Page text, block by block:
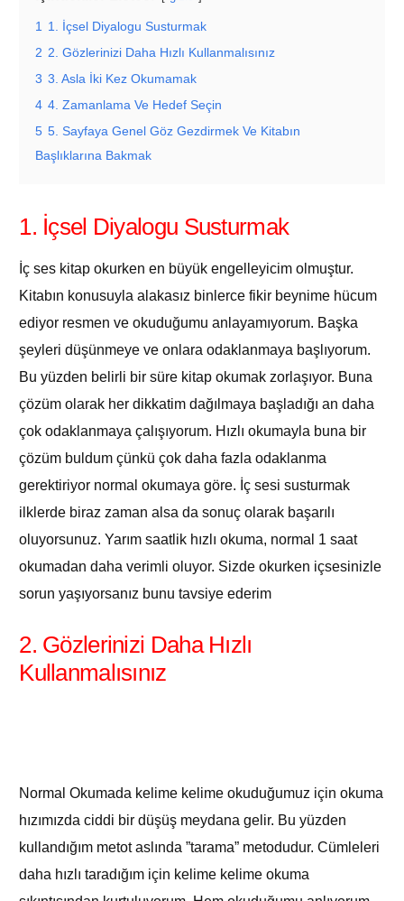
1
1. İçsel Diyalogu Susturmak
2 2. Gözlerinizi Daha Hızlı Kullanmalısınız
3 3. Asla İki Kez Okumamak
4 4. Zamanlama Ve Hedef Seçin
5 5. Sayfaya Genel Göz Gezdirmek Ve Kitabın
Başlıklarına Bakmak
1. İçsel Diyalogu Susturmak
İç ses kitap okurken en büyük engelleyicim olmuştur.
Kitabın konusuyla alakasız binlerce fikir beynime hücum
ediyor resmen ve okuduğumu anlayamıyorum. Başka
şeyleri düşünmeye ve onlara odaklanmaya başlıyorum.
Bu yüzden belirli bir süre kitap okumak zorlaşıyor. Buna
çözüm olarak her dikkatim dağılmaya başladığı an daha
çok odaklanmaya çalışıyorum. Hızlı okumayla buna bir
çözüm buldum çünkü çok daha fazla odaklanma
gerektiriyor normal okumaya göre. İç sesi susturmak
ilklerde biraz zaman alsa da sonuç olarak başarılı
oluyorsunuz. Yarım saatlik hızlı okuma, normal 1 saat
okumadan daha verimli oluyor. Sizde okurken içsesinizle
sorun yaşıyorsanız bunu tavsiye ederim
2. Gözlerinizi Daha Hızlı
Kullanmalısınız
Normal Okumada kelime kelime okuduğumuz için okuma
hızımızda ciddi bir düşüş meydana gelir. Bu yüzden
kullandığım metot aslında ”tarama” metodudur. Cümleleri
daha hızlı taradığım için kelime kelime okuma